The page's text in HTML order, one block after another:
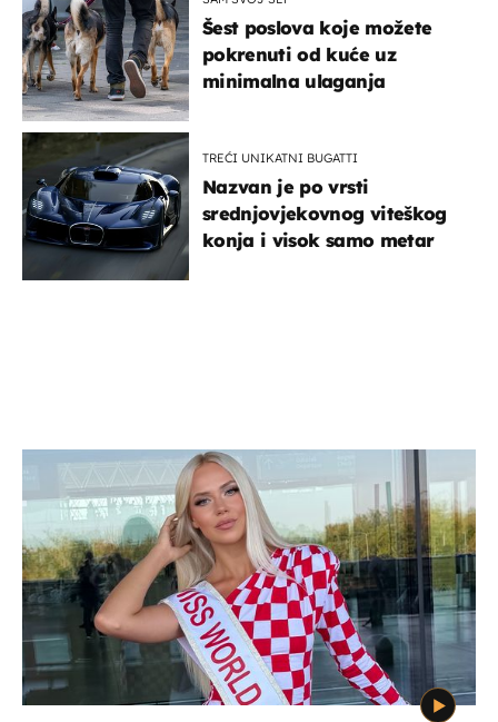
Šest poslova koje možete
pokrenuti od kuće uz
minimalna ulaganja
TREĆI UNIKATNI BUGATTI
Nazvan je po vrsti
srednjovjekovnog viteškog
konja i visok samo metar